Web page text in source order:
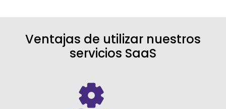
Ventajas de utilizar nuestros
servicios SaaS